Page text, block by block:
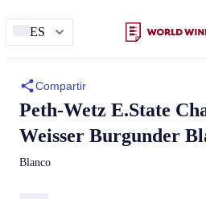
ES
Compartir
Peth-Wetz E.State
Weisser Burgunder
Blanco